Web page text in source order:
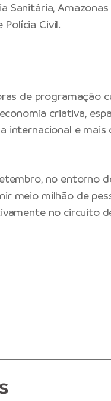
Sanitária,
Polícia Civil.
de programação
criativa,
internacional e mais
no entorno
meio milhão de
no circuito